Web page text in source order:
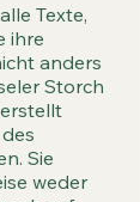
Texte,
ihre
anders
Storch
Sie
weder